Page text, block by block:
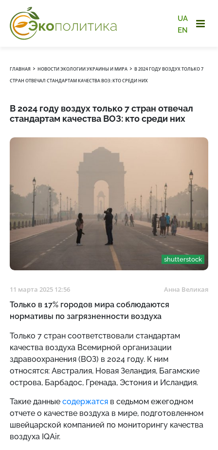
UA
EN
ГЛАВНАЯ › НОВОСТИ ЭКОЛОГИИ УКРАИНЫ И МИРА › В 2024 ГОДУ ВОЗДУХ ТОЛЬКО 7
СТРАН ОТВЕЧАЛ СТАНДАРТАМ КАЧЕСТВА ВОЗ: КТО СРЕДИ НИХ
В 2024 году воздух только 7 стран отвечал
стандартам качества ВОЗ: кто среди них
shutterstock
11 марта 2025 12:56 Анна Великая
Только в 17% городов мира соблюдаются
нормативы по загрязненности воздуха
Только 7 стран соответствовали стандартам
качества воздуха Всемирной организации
здравоохранения (ВОЗ) в 2024 году. К ним
относятся: Австралия, Новая Зеландия, Багамские
острова, Барбадос, Гренада, Эстония и Исландия.
Такие данные содержатся в седьмом ежегодном
отчете о качестве воздуха в мире, подготовленном
швейцарской компанией по мониторингу качества
воздуха IQAir.